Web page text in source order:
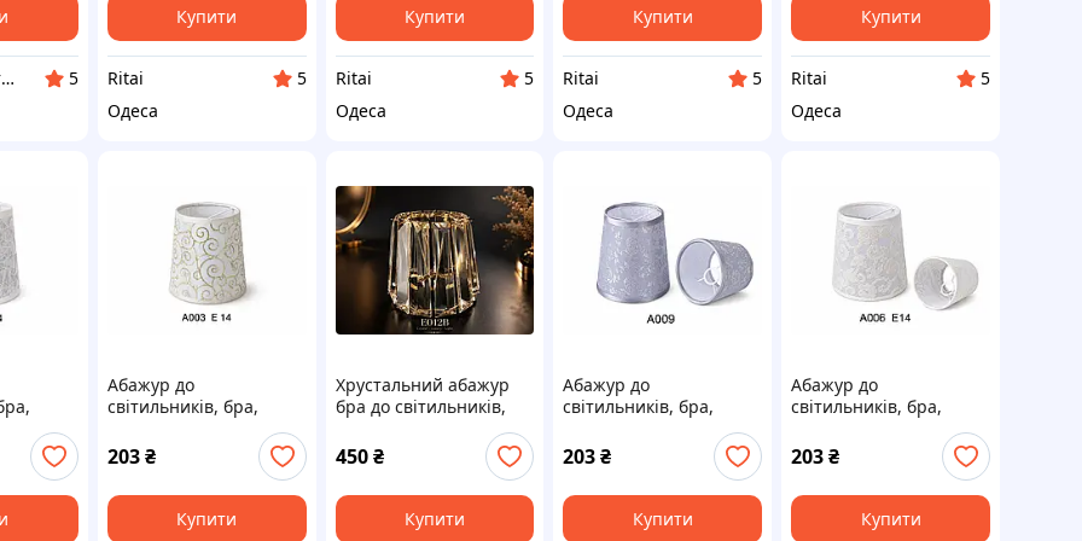
«Рассвет / Світанок» – все для освітлення!
5
Купити
Ritai
5
Одеса
Купити
Ritai
5
Одеса
Купити
Ritai
5
Одеса
Купити
Ritai
5
Одеса
Абажур до
світильників, бра,
торшерів, люстрам,
настільних ламп
203₴
Купити
Хрустальний абажур
бра до світильників,
настільних ламп
450 ₴
Купити
Абажур до
світильників, бра,
торшерів, люстрам,
настільних ламп
203₴
Купити
Абажур до
світильників, бра,
торшерів, люстрам,
настільних ламп
203₴
Купити